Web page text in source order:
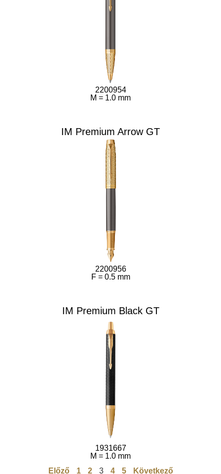
2200954
M = 1.0 mm
IM Premium Arrow GT
2200956
F = 0.5 mm
IM Premium Black GT
1931667
M = 1.0 mm
Előző
1 2 3 4 5 Következő